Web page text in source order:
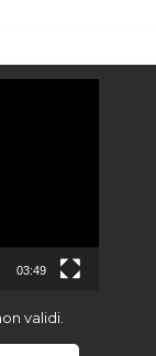
03:49
validi.